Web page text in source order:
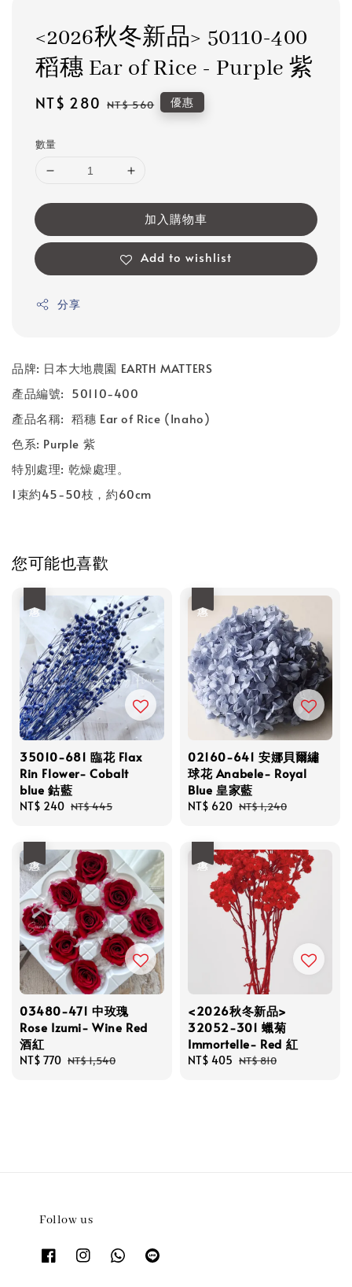
<2026秋冬新品> 50110-400
稻穗 Ear of Rice - Purple 紫
Sale
NT$ 280 Regular
NT$ 560 優惠
數量
加入購物車
Add to wishlist
分享
品牌: 日本大地農園 EARTH MATTERS
產品編號: 50110-400
產品名稱: 稻穗 Ear of Rice (Inaho)
色系: Purple 紫
特別處理: 乾燥處理。
1束約45-50枝，約60cm
您可能也喜歡
35010-681 臨花 Flax
Rin Flower- Cobalt
blue 鈷藍
Sale
NT$ 240 Regular
NT$ 445
02160-641 安娜貝爾繡
球花 Anabele- Royal
Blue 皇家藍
Sale
NT$ 620 Regular
NT$ 1,240
03480-471 中玫瑰
Rose Izumi- Wine Red
酒紅
Sale
NT$ 770 Regular
NT$ 1,540
<2026秋冬新品>
32052-301 蠟菊
Immortelle- Red 紅
Sale
NT$ 405 Regular
NT$ 810
Follow us